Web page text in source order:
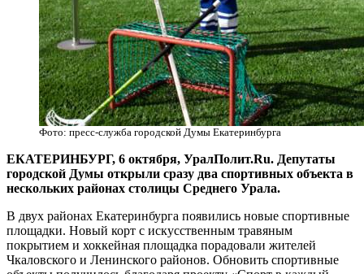
Фото: пресс-служба городской Думы Екатеринбурга
ЕКАТЕРИНБУРГ, 6 октября, УралПолит.Ru. Депутаты
городской Думы открыли сразу два спортивных объекта в
нескольких районах столицы Среднего Урала.
В двух районах Екатеринбурга появились новые спортивные
площадки. Новый корт с искусственным травяным
покрытием и хоккейная площадка порадовали жителей
Чкаловского и Ленинского районов. Обновить спортивные